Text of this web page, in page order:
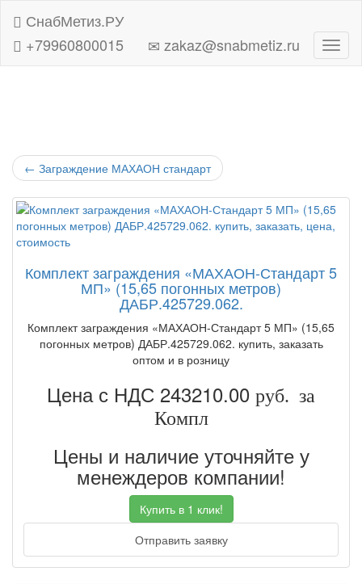
СнабМетиз.РУ
+79960800015
zakaz@snabmetiz.ru
← Заграждение МАХАОН стандарт
Комплект заграждения «МАХАОН-Стандарт 5
МП» (15,65 погонных метров)
ДАБР.425729.062.
Комплект заграждения «МАХАОН-Стандарт 5 МП» (15,65
погонных метров) ДАБР.425729.062. купить, заказать
оптом и в розницу
Цена с НДС 243210.00 руб. за
Компл
Цены и наличие уточняйте у
менеждеров компании!
Купить в 1 клик!
Отправить заявку